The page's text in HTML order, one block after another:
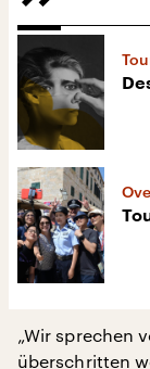
„Wir sprechen
überschritten